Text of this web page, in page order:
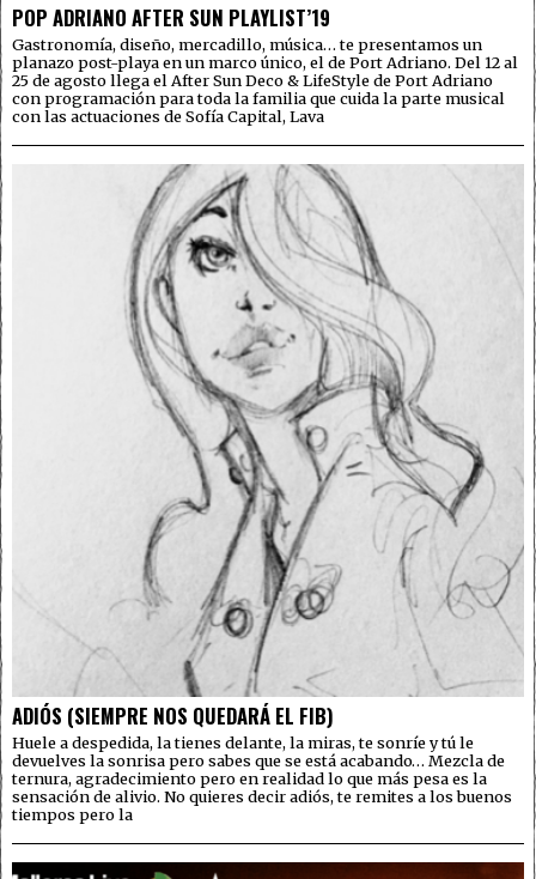
POP ADRIANO AFTER SUN PLAYLIST’19
Gastronomía, diseño, mercadillo, música… te presentamos un
planazo post-playa en un marco único, el de Port Adriano. Del 12 al
25 de agosto llega el After Sun Deco & LifeStyle de Port Adriano
con programación para toda la familia que cuida la parte musical
con las actuaciones de Sofía Capital, Lava
ADIÓS (SIEMPRE NOS QUEDARÁ EL FIB)
Huele a despedida, la tienes delante, la miras, te sonríe y tú le
devuelves la sonrisa pero sabes que se está acabando… Mezcla de
ternura, agradecimiento pero en realidad lo que más pesa es la
sensación de alivio. No quieres decir adiós, te remites a los buenos
tiempos pero la